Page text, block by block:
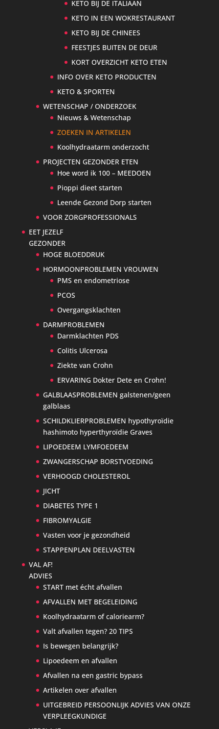
KETO BIJ DE ITALIAAN
KETO IN EEN WOKRESTAURANT
KETO BIJ DE CHINEES
FEESTJES BUITEN DE DEUR
KORT OVERZICHT KETO ETEN
INFO OVER KETO PRODUCTEN
KETO & SPORTEN
WETENSCHAP / ONDERZOEK
Nieuws & Wetenschap
ZOEKEN IN ARTIKELEN
Koolhydraatarm onderzocht
PROJECTEN GEZONDER ETEN
Hoe word ik 100 – MEEDOEN
Pioppi dieet starten
Leende Gezond Dorp starten
VOOR ZORGPROFESSIONALS
EET JEZELF
GEZONDER
HOGE BLOEDDRUK
HORMOONPROBLEMEN VROUWEN
PMS en endometriose
PCOS
Overgangsklachten
DARMPROBLEMEN
Darmklachten PDS
Colitis Ulcerosa
Ziekte van Crohn
ERVARING Dokter Dete en Crohn!
GALBLAASPROBLEMEN galstenen/geen
galblaas
SCHILDKLIERPROBLEMEN hypothyroïdie
hashimoto hyperthyroïdie Graves
LIPOEDEEM LYMFOEDEEM
ZWANGERSCHAP BORSTVOEDING
VERHOOGD CHOLESTEROL
JICHT
DIABETES TYPE 1
FIBROMYALGIE
Vasten voor je gezondheid
STAPPENPLAN DEELVASTEN
VAL AF!
ADVIES
START met écht afvallen
AFVALLEN MET BEGELEIDING
Koolhydraatarm of caloriearm?
Valt afvallen tegen? 20 TIPS
Is bewegen belangrijk?
Lipoedeem en afvallen
Afvallen na een gastric bypass
Artikelen over afvallen
UITGEBREID PERSOONLIJK ADVIES VAN ONZE
VERPLEEGKUNDIGE